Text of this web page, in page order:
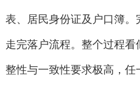
表、居民身份证及户口簿
走完落户流程。整个过程
整性与一致性要求极高，